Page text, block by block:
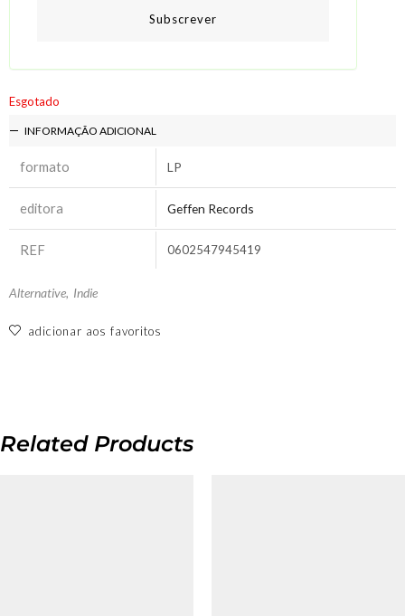
Subscrever
Esgotado
INFORMAÇÃO ADICIONAL
formato LP
editora Geffen Records
REF 0602547945419
Alternative, Indie
adicionar aos favoritos
Related Products